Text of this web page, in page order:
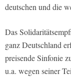
deutschen und die
Das
ganz Deutschland
preisende Sinfonie
u.a. wegen seiner